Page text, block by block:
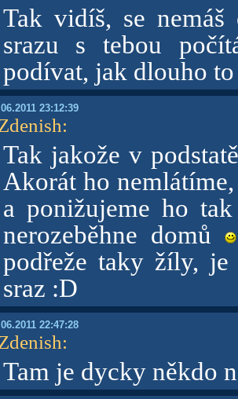
Tak vidíš, se
srazu s tebou
podívat, jak dlouho
23:12:39
:
Tak jakože v
Akorát ho
a ponižujeme ho
nerozeběhne domů
podřeže taky žíly, je
sraz :D
22:47:28
:
Tam je dycky někdo